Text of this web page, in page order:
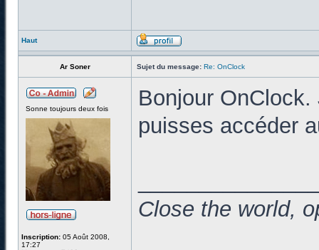
Haut
Ar Soner Sujet du message: Re: OnClock
Sonne toujours deux fois
Inscription: 05 Août 2008,
17:27
Bonjour
puisses accéder
Close the world,